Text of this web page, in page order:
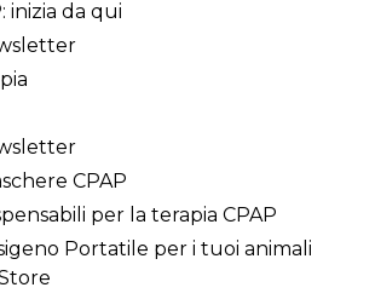
inizia da qui
CPAP
per la terapia CPAP
Portatile per i tuoi animali